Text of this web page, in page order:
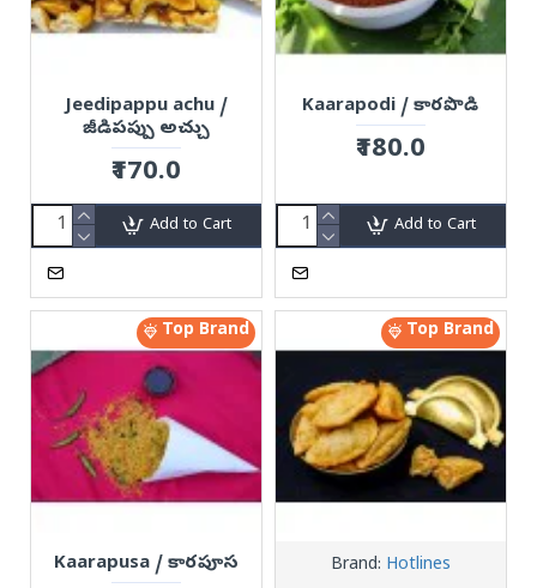
Jeedipappu achu /
జీడిపప్పు అచ్చు
₹170.0
Add to Cart
Kaarapodi / కారపొడి
₹180.0
Add to Cart
Top Brand
Kaarapusa / కారపూస
Top Brand
Brand: Hotlines